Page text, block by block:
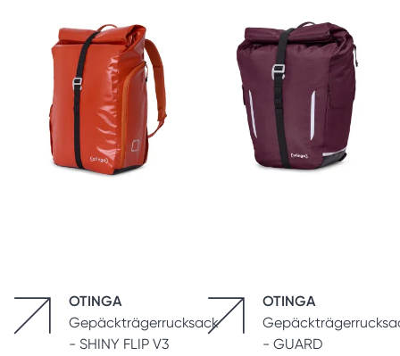
OTINGA
Gepäckträgerrucksack
- SHINY FLIP V3
OTINGA
- GUARD